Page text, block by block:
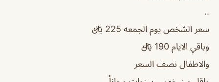
..
سعر الشخص يوم الجمعه 225 ﷼
وباقي الايام 190 ﷼
والاطفال نصف السعر